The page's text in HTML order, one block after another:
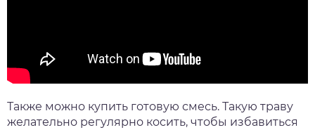
Также можно купить готовую смесь. Такую траву
желательно регулярно косить, чтобы избавиться